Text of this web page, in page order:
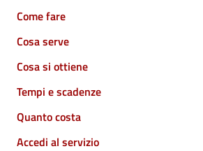
Come fare
Cosa serve
Cosa si ottiene
Tempi e scadenze
Quanto costa
Accedi al servizio